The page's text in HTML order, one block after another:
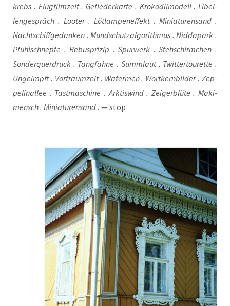
krebs . Flug­film­zeit . Gefie­der­kar­te . Kro­ko­dil­mo­dell . Libel­
len­ge­spräch . Loo­ter . Löt­lam­pen­ef­fekt . Minia­tu­ren­sand .
Nacht­schiff­ge­dan­ken . Mund­schutz­al­go­rith­mus . Nid­da­park .
Pfuhl­schnep­fe . Rebuspri­zip . Spur­werk . Steh­schirm­chen .
Son­der­quer­druck . Tang­fah­ne . Summ­laut . Twit­ter­tour­et­te .
Unge­impft . Vor­traum­zeit . Water­men . Wort­kern­bil­der . Zep­
pe­lin­al­lee . Tast­ma­schi­ne . Ark­tis­wind . Zei­ger­blü­te . Maki­
mensch . Minia­tu­ren­sand . — stop